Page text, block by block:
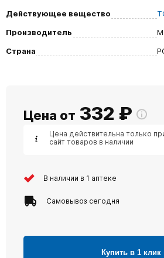
Действующее вещество
Производитель
Страна
Цена от 332 ₽
Цена действительна только
сайт товаров в наличии
В наличии в 1 аптеке
Самовывоз сегодня
Купить в 1 клик